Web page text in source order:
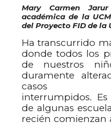
Mary Carmen
académica de la
del Proyecto FID de la
Ha transcurrido
donde todos los
de nuestros
duramente
casos
interrumpidos.
de algunas
recién comienzan